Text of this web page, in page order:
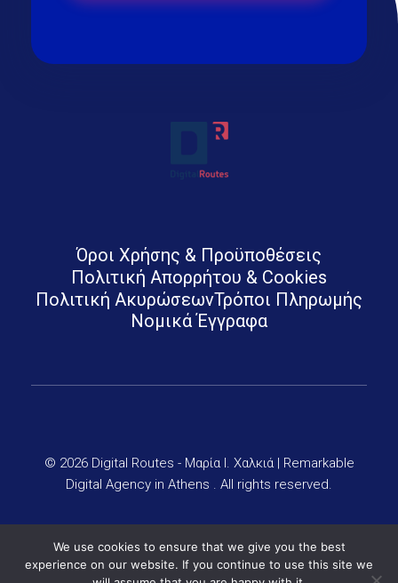
Όροι Χρήσης & Προϋποθέσεις
Πολιτική Απορρήτου & Cookies
Πολιτική ΑκυρώσεωνΤρόποι Πληρωμής
Νομικά Έγγραφα
© 2026 Digital Routes - Μαρία Ι. Χαλκιά | Remarkable
Digital Agency in Athens . All rights reserved.
We use cookies to ensure that we give you the best
experience on our website. If you continue to use this site we